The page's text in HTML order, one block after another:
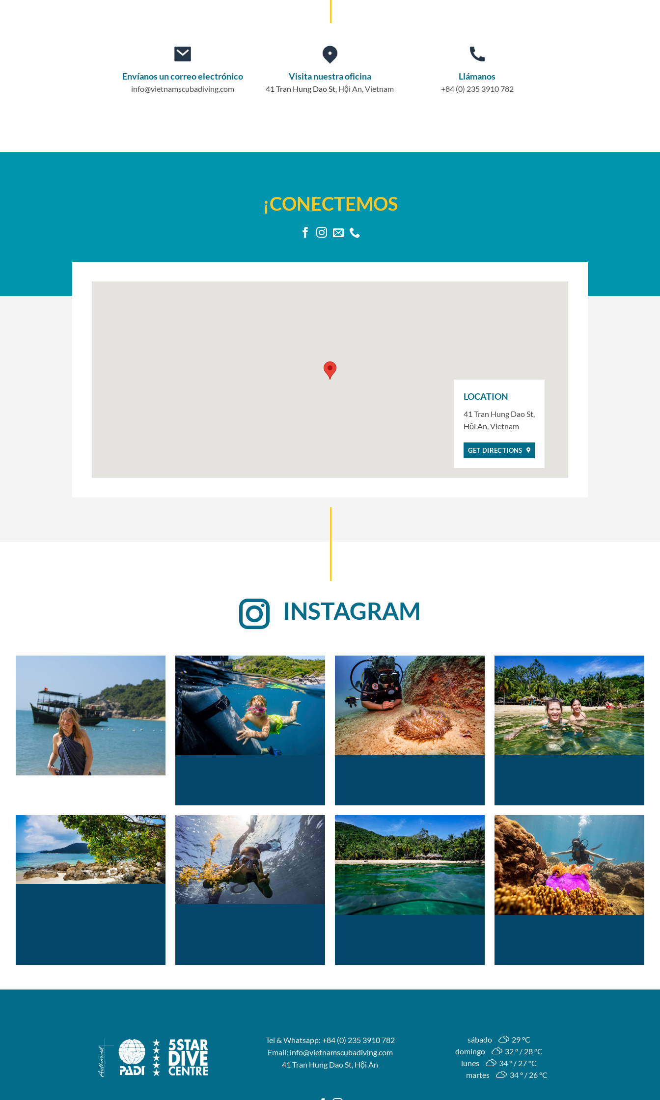
Envíanos un correo electrónico
info@vietnamscubadiving.com
Visita nuestra oficina
41 Tran Hung Dao St, Hội An, Vietnam
Llámanos
+84 (0) 235 3910 782
¡CONECTEMOS
LOCATION
41 Tran Hung Dao St,
Hội An, Vietnam
GET DIRECTIONS
INSTAGRAM
Tel & Whatsapp: +84 (0) 235 3910 782
Email: info@vietnamscubadiving.com
41 Tran Hung Dao St, Hội An
sábado 29 °C
domingo
32 ° 28 °C
lunes
34 ° 27 °C
martes
34 ° 26 °C